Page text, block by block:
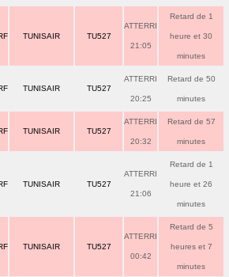
TUNISAIR TU527
ATTERRI
21:05
Retard de 1
heure et 30
minutes
TUNISAIR TU527
ATTERRI
20:25
Retard de 50
minutes
TUNISAIR TU527
ATTERRI
20:32
Retard de 57
minutes
TUNISAIR TU527
ATTERRI
21:06
Retard de 1
heure et 26
minutes
TUNISAIR TU527
ATTERRI
00:42
Retard de 5
heures et 7
minutes